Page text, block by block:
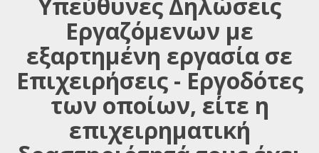
Εργαζόμενων με
εξαρτημένη εργασία σε
Επιχειρήσεις - Εργοδότες
των οποίων, είτε η
επιχειρηματική